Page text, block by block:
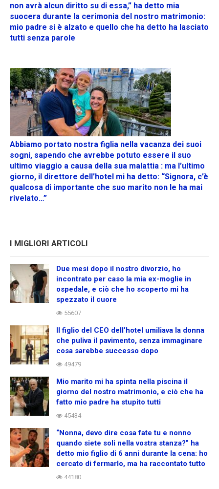
non avrà alcun diritto su di essa,” ha detto mia
suocera durante la cerimonia del nostro matrimonio:
mio padre si è alzato e quello che ha detto ha lasciato
tutti senza parole
Abbiamo portato nostra figlia nella vacanza dei suoi
sogni, sapendo che avrebbe potuto essere il suo
ultimo viaggio a causa della sua malattia : ma l’ultimo
giorno, il direttore dell’hotel mi ha detto: “Signora, c’è
qualcosa di importante che suo marito non le ha mai
rivelato…”
I MIGLIORI ARTICOLI
Due mesi dopo il nostro divorzio, ho
incontrato per caso la mia ex-moglie in
ospedale, e ciò che ho scoperto mi ha
spezzato il cuore
55607
Il figlio del CEO dell’hotel umiliava la donna
che puliva il pavimento, senza immaginare
cosa sarebbe successo dopo
49479
Mio marito mi ha spinta nella piscina il
giorno del nostro matrimonio, e ciò che ha
fatto mio padre ha stupito tutti
45434
“Nonna, devo dire cosa fate tu e nonno
quando siete soli nella vostra stanza?” ha
detto mio figlio di 6 anni durante la cena: ho
cercato di fermarlo, ma ha raccontato tutto
44180